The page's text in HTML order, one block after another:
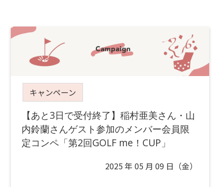
キャンペーン
【あと3日で受付終了】稲村亜美さん・山
内鈴蘭さんゲスト参加のメンバー会員限
定コンペ「第2回GOLF me！CUP」
2025 年 05 月 09 日（金）